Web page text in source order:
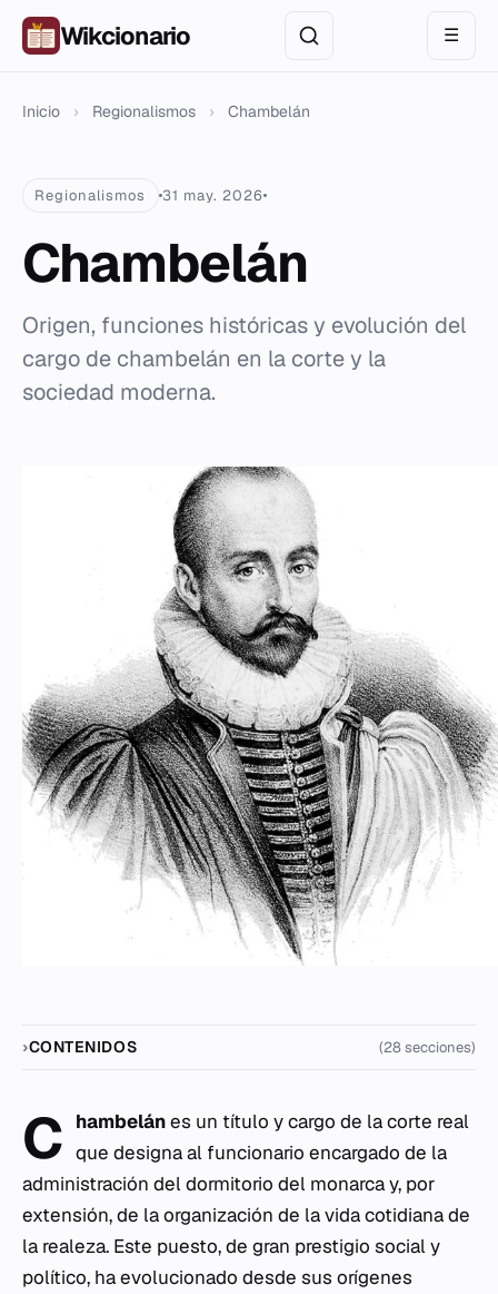
Wikcionario ☰
Inicio › Regionalismos › Chambelán
Regionalismos 31 may. 2026
Chambelán
Origen, funciones históricas y evolución del
cargo de chambelán en la corte y la
sociedad moderna.
CONTENIDOS (28 secciones)
C hambelánes un título y cargo de la corte real
que designa al funcionario encargado de la
administración del dormitorio del monarca y, por
extensión, de la organización de la vida cotidiana de
la realeza. Este puesto, de gran prestigio social y
político, ha evolucionado desde sus orígenes